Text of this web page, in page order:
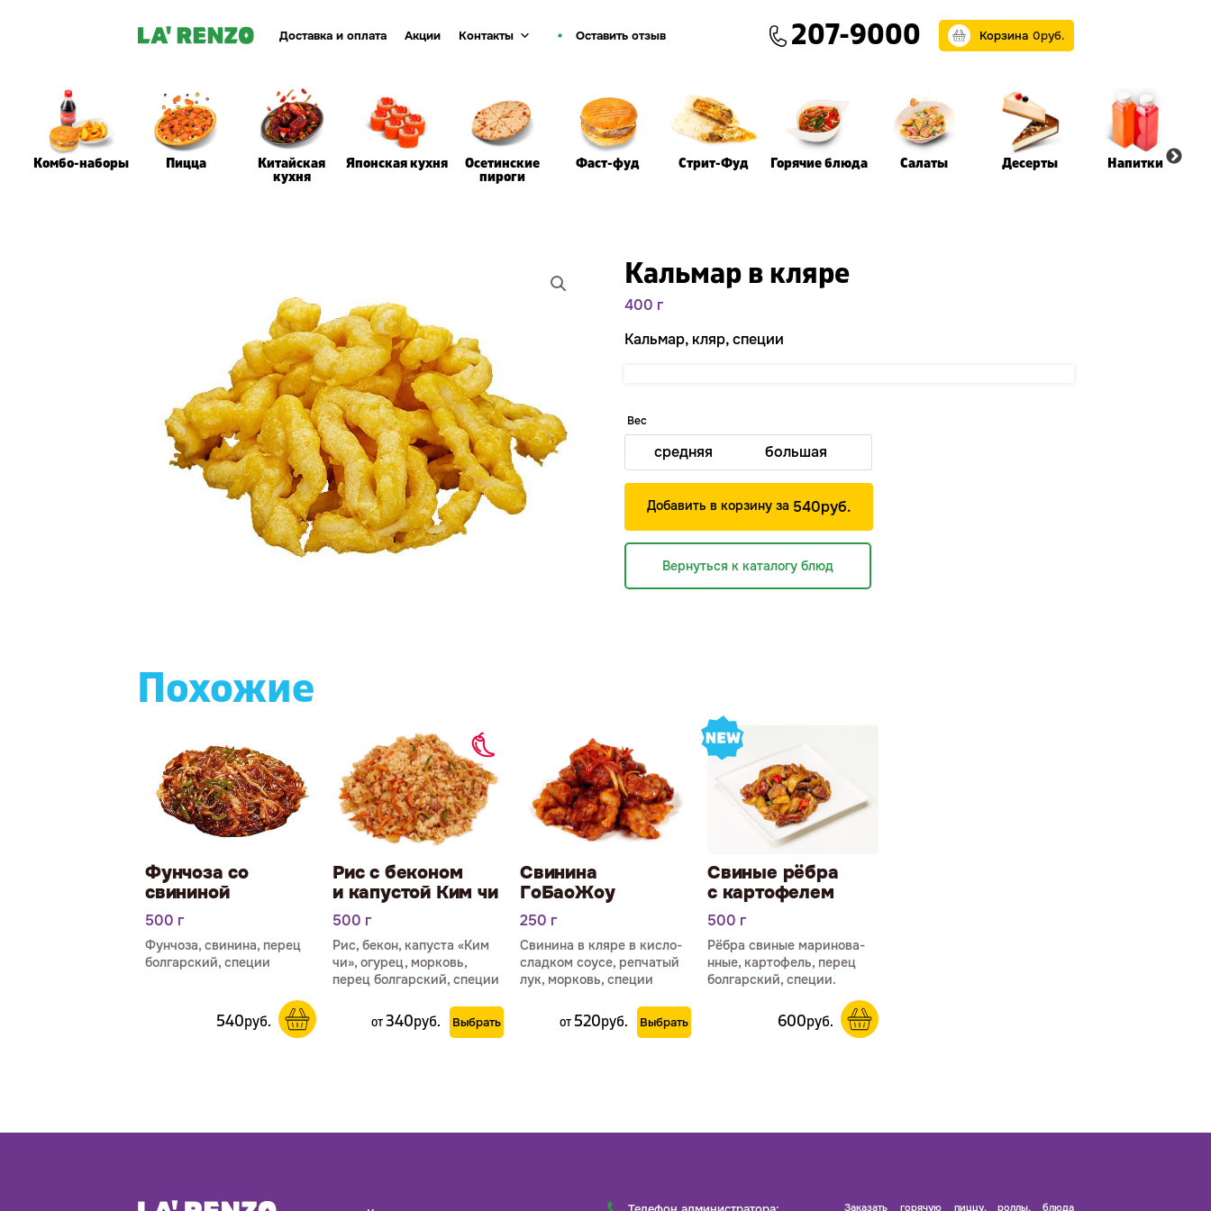
Доставка и оплата Акции Контакты Оставить отзыв 207-9000 Корзина 0руб.
Комбо-наборы Пицца Китайская
кухня
Японская кухня Осетинские
пироги
Фаст-фуд Стрит-Фуд Горячие блюда Салаты Десерты Напитки
Кальмар в кляре
400 г
Кальмар, кляр, специи
Вес
средняя большая
Добавить в корзину за 540руб.
Вернуться к каталогу блюд
Похожие
Фунчоза со
свининой
500 г
Фунчоза, свинина, перец
болгарский, специи
540руб.
Рис с беконом
и капустой Ким чи
500 г
Рис, бекон, капуста «Ким
чи», огурец, морковь,
перец болгарский, специи
от340руб. Выбрать
Свинина
ГоБаоЖоу
250 г
Свинина в кляре в кисло-
сладком соусе, репчатый
лук, морковь, специи
от520руб. Выбрать
Свиные рёбра
с картофелем
500 г
Рёбра свиные маринова­
нные, картофель, перец
болгарский, специи.
600руб.
Заказать горячую пиццу, роллы, блюда